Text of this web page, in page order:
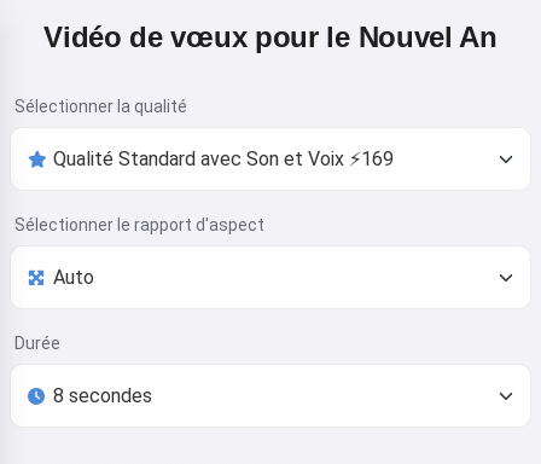
Vidéo de vœux pour le Nouvel An
Sélectionner la qualité
Sélectionner le rapport d'aspect
Durée